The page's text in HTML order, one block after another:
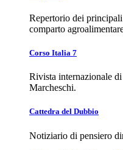
Repertorio dei
comparto
Corso Italia 7
Rivista internazionale
Marcheschi.
Cattedra del Dubbio
Notiziario di pensiero